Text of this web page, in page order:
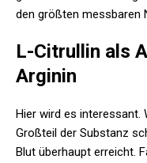
den größten messbaren
L-Citrullin als
Arginin
Hier wird es interessant.
Großteil der Substanz
Blut überhaupt erreicht.